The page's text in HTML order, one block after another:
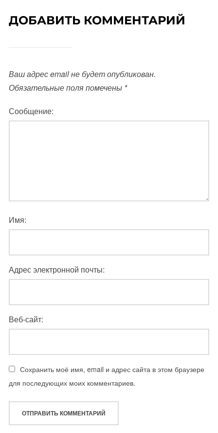
ДОБАВИТЬ КОММЕНТАРИЙ
Ваш адрес email не будет опубликован.
Обязательные поля помечены *
Сообщение:
Имя:
Адрес электронной почты:
Веб-сайт:
Сохранить моё имя, email и адрес сайта в этом браузере
для последующих моих комментариев.